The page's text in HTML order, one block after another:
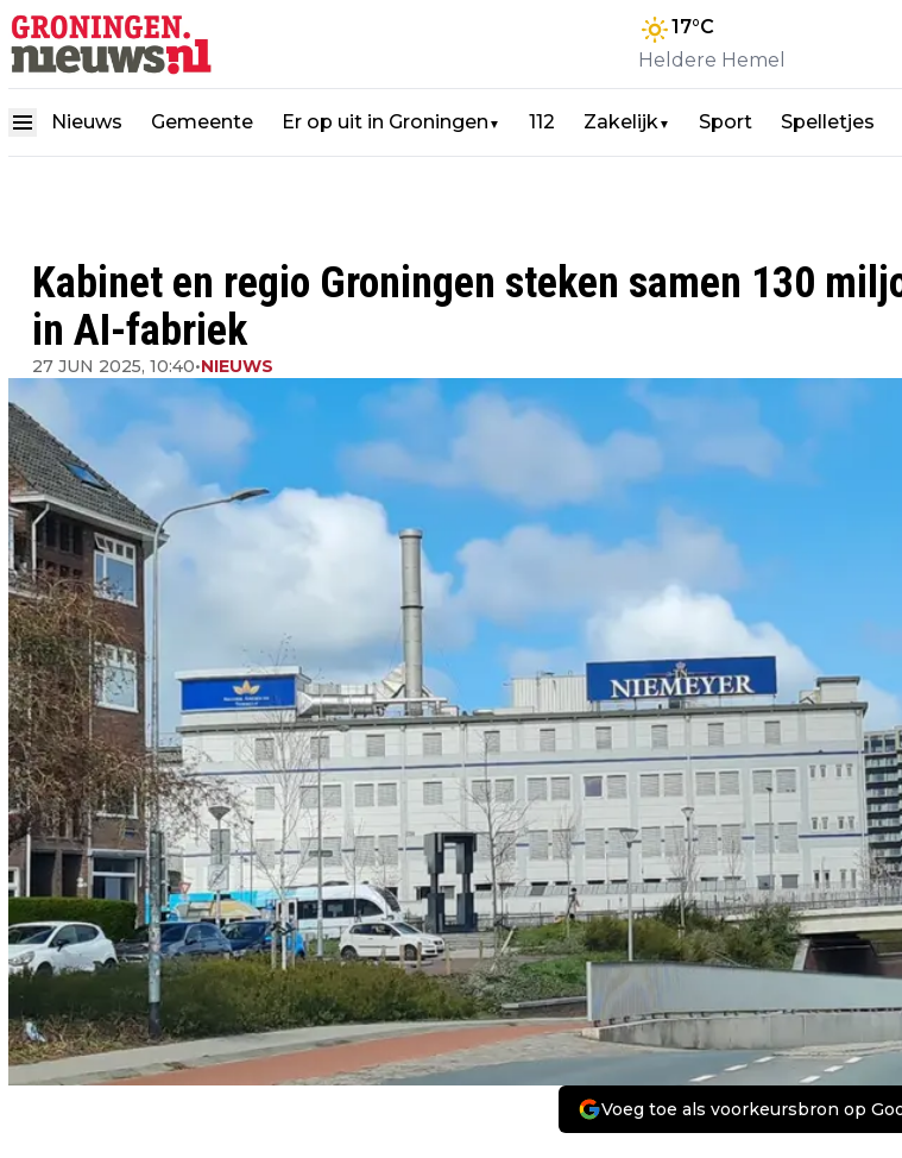
17°C
Heldere Hemel
Nieuws Gemeente Er op uit in Groningen ▼ 112 Zakelijk▼ Sport Spelletjes
Kabinet en regio Groningen steken samen 130
in AI-fabriek
27 JUN 2025, 10:40•NIEUWS
Voeg toe als voorkeursbron op